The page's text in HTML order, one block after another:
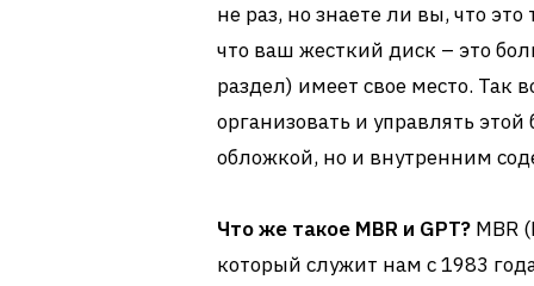
не раз, но знаете ли вы, что
что ваш жесткий диск – это
раздел) имеет свое место. Так
организовать и управлять
обложкой, но и внутренним
Что же такое MBR и GPT? MBR
который служит нам с 1983